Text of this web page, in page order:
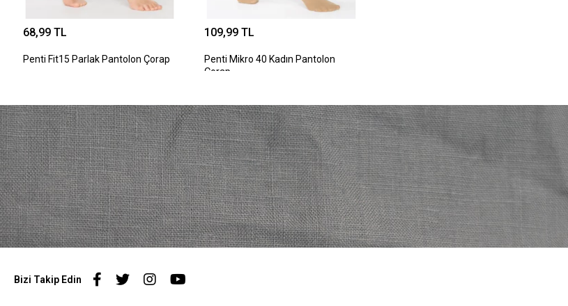
68,99 TL
Penti Fit15 Parlak Pantolon Çorap
109,99 TL
Penti Mikro 40 Kadın Pantolon
Çorap
Bizi Takip Edin